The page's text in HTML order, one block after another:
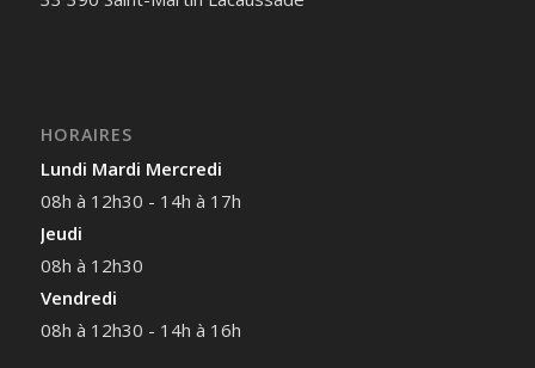
HORAIRES
Lundi Mardi Mercredi
08h à 12h30 - 14h à 17h
Jeudi
08h à 12h30
Vendredi
08h à 12h30 - 14h à 16h